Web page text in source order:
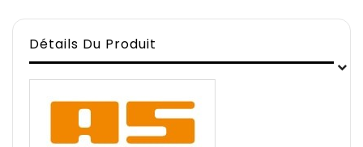
Détails Du Produit